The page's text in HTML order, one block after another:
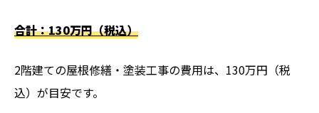
合計：130万円（税込）
2階建ての屋根修繕・塗装工事の費用は、130万円（税
込）が目安です。